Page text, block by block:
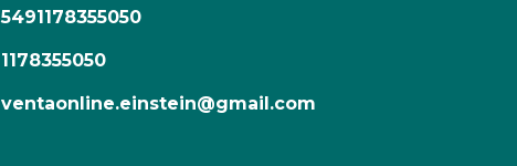
5491178355050
1178355050
ventaonline.einstein@gmail.com